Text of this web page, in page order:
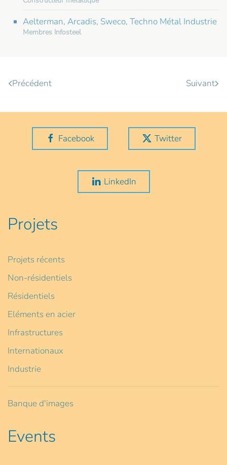
Aelterman, Arcadis, Sweco, Techno Métal Industrie
Membres Infosteel
Précédent Suivant
Facebook Twitter
LinkedIn
Projets
Projets récents
Non-résidentiels
Résidentiels
Eléments en acier
Infrastructures
Internationaux
Industrie
Banque d'images
Events